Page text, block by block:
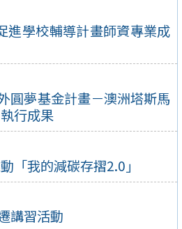
進學校輔導計畫師資專業成
圓夢基金計畫－澳洲塔斯馬
行成果
「我的減碳存摺2.0」
講習活動